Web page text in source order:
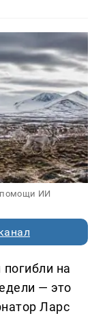
помощи ИИ
на
— это
Ларс